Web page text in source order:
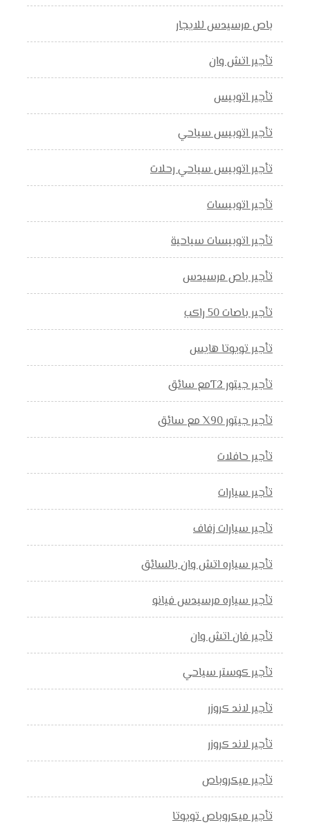
باص مرسيدس للايجار
تأجير اتش وان
تأجير اتوبيس
تأجير اتوبيس سياحي
تأجير اتوبيس سياحي رحلات
تأجير اتوبيسات
تأجير اتوبيسات سياحية
تأجير باص مرسيدس
تأجير باصات 50 راكب
تأجير تويوتا هايس
تأجير جيتور T2مع سائق
تأجير جيتور X90 مع سائق
تأجير حافلات
تأجير سيارات
تأجير سيارات زفاف
تأجير سياره اتش وان بالسائق
تأجير سياره مرسيدس فيانو
تأجير فان اتش وان
تأجير كوستر سياحي
تأجير لاند كروزر
تأجير لاند كروزر
تأجير ميكروباص
تأجير ميكروباص تويوتا